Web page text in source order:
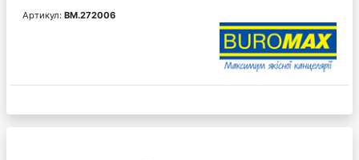
Артикул: BM.272006